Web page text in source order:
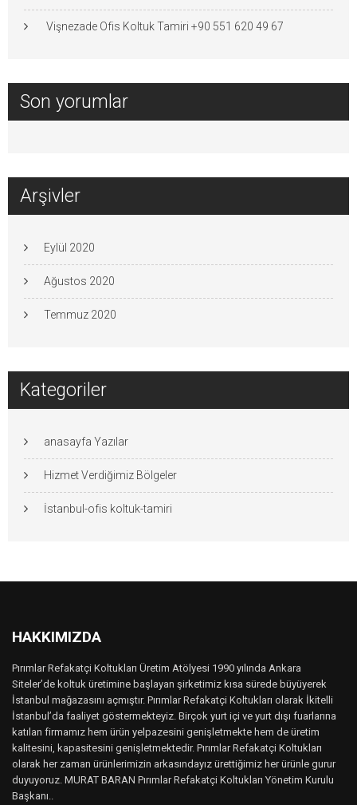
Vişnezade Ofis Koltuk Tamiri +90 551 620 49 67
Son yorumlar
Arşivler
Eylül 2020
Ağustos 2020
Temmuz 2020
Kategoriler
anasayfa Yazılar
Hizmet Verdiğimiz Bölgeler
İstanbul-ofis koltuk-tamiri
HAKKIMIZDA
Pırımlar Refakatçi Koltukları Üretim Atölyesi 1990 yılında Ankara
Siteler’de koltuk üretimine başlayan şirketimiz kısa sürede büyüyerek
İstanbul mağazasını açmıştır. Pırımlar Refakatçi Koltukları olarak İkitelli
İstanbul’da faaliyet göstermekteyiz. Birçok yurt içi ve yurt dışı fuarlarına
katılan firmamız hem ürün yelpazesini genişletmekte hem de üretim
kalitesini, kapasitesini genişletmektedir. Pırımlar Refakatçi Koltukları
olarak her zaman ürünlerimizin arkasındayız ürettiğimiz her ürünle gurur
duyuyoruz. MURAT BARAN Pırımlar Refakatçi Koltukları Yönetim Kurulu
Başkanı..